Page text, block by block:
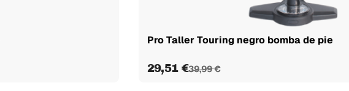
Pro Taller Touring negro bomba de pie
29,51 €39,99 €